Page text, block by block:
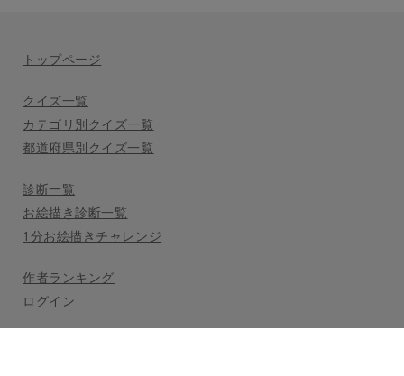
トップページ
クイズ一覧
カテゴリ別クイズ一覧
都道府県別クイズ一覧
診断一覧
お絵描き診断一覧
1分お絵描きチャレンジ
作者ランキング
ログイン